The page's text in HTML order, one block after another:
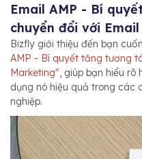
Email AMP - Bí
chuyển đổi với
Bizfly giới thiệu đến bạn
AMP - Bí quyết tăng tương
Marketing" , giúp bạn hiểu
dụng nó hiệu quả trong các
nghiệp.